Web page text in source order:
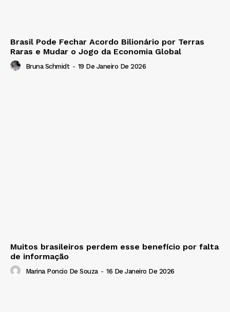
Brasil Pode Fechar Acordo Bilionário por Terras
Raras e Mudar o Jogo da Economia Global
Bruna Schmidt - 19 De Janeiro De 2026
Muitos brasileiros perdem esse benefício por falta
de informação
Marina Poncio De Souza - 16 De Janeiro De 2026